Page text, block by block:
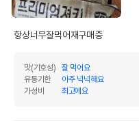
항상너무잘먹어재구매중
맛(기호성)
잘 먹어요
유통기한
아주 넉넉해요
가성비
최고에요